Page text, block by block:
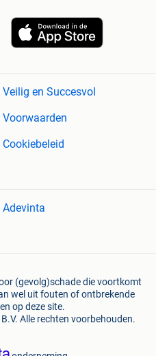
Veilig en Succesvol
Voorwaarden
Cookiebeleid
Adevinta
(gevolg)schade die voortkomt
wel uit fouten of ontbrekende
op deze site.
Alle rechten voorbehouden.